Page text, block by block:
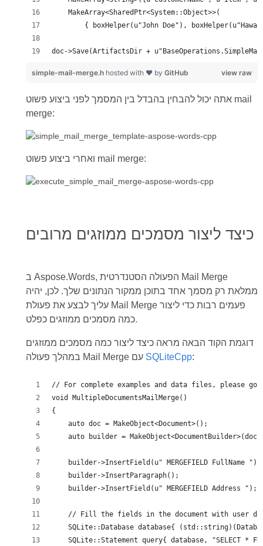
doc->Save(ArtifactsDir +
view raw
simple-mail-merge.h hosted with ❤ by GitHub
אתה יכול להבחין בהבדל בין המסמך לפני ביצוע פשוט mail
merge:
ואחרי ביצוע פשוט mail merge:
כיצד ליצור מסמכים ממוזגים מרובים
ב Aspose.Words, הפעולה הסטנדרטית Mail Merge
ממלאת רק מסמך אחד בתוכן ממקור הנתונים שלך. לכן, יהיה
עליך לבצע את פעולת Mail Merge פעמים רבות כדי ליצור
כמה מסמכים ממוזגים כפלט.
דוגמת הקוד הבאה מראה כיצד ליצור כמה מסמכים ממוזגים
במהלך פעולה Mail Merge עם SQLiteCpp: